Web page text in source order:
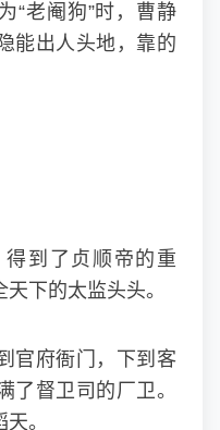
“老阉狗”时，曹静
能出人头地，靠的
到了贞顺帝的重
下的太监头头。
官府衙门，下到客
了督卫司的厂卫。
。